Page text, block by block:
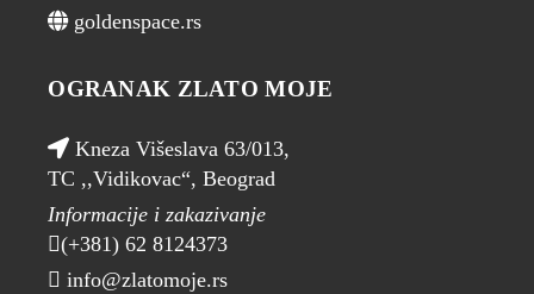
goldenspace.rs
OGRANAK ZLATO MOJE
Kneza Višeslava 63/013,
TC ,,Vidikovac“, Beograd
Informacije i zakazivanje
(+381) 62 8124373
info@zlatomoje.rs